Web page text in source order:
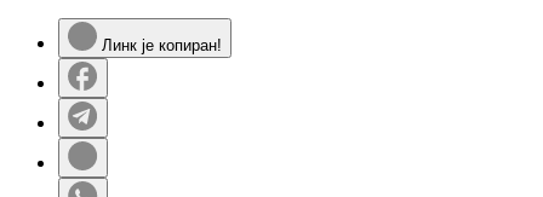
Линк је копиран!